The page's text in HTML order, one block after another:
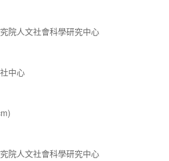
院人文社會科學研究中心
中心
院人文社會科學研究中心